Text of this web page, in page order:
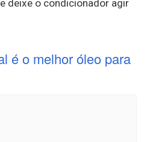
deixe o condicionador agir
é o melhor óleo para